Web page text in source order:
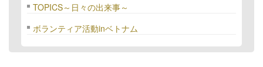
TOPICS～日々の出来事～
ボランティア活動inベトナム